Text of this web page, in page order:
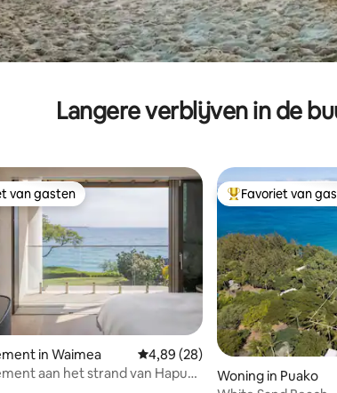
Langere verblijven in de
van 5 op 5, 9 recensies
van gasten
van gasten
in Waimea Gemiddelde beoordeling van
4,89 (28)
aan het strand van Hapuna
Topfavoriet van
Favoriet van
Woning in Puako